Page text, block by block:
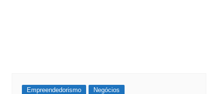
Empreendedorismo Negócios